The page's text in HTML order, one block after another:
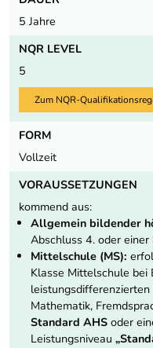
5 Jahre
NQR LEVEL
5
Zum NQR-
FORM
Vollzeit
VORAUSSETZUNGEN
kommend aus:
Allgemein bildender
Abschluss 4. oder einer
Mittelschule (MS):
Klasse Mittelschule
Mathematik,
Standard AHS oder
Leistungsniveau